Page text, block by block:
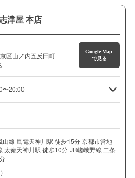
津屋 本店
区山ノ内五反田町
Google Map
で見る
〜20:00
山線 嵐電天神川駅 徒歩15分 京都市営地
太秦天神川駅 徒歩10分 JR嵯峨野線 二条